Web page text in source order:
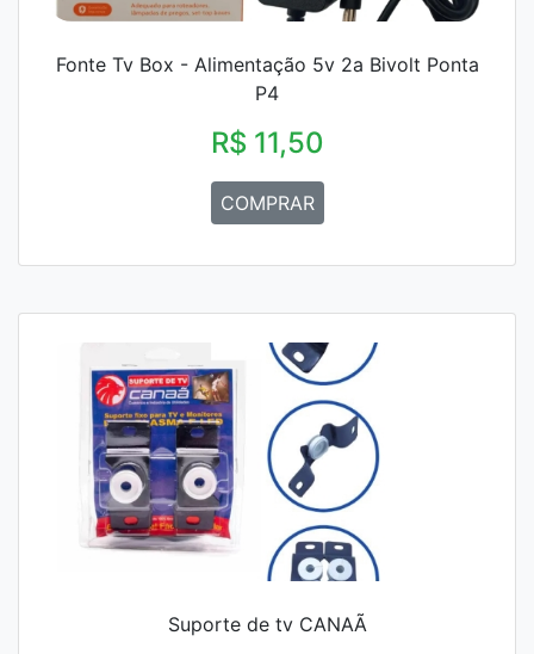
Fonte Tv Box - Alimentação 5v 2a Bivolt Ponta
P4
R$ 11,50
COMPRAR
Suporte de tv CANAÃ